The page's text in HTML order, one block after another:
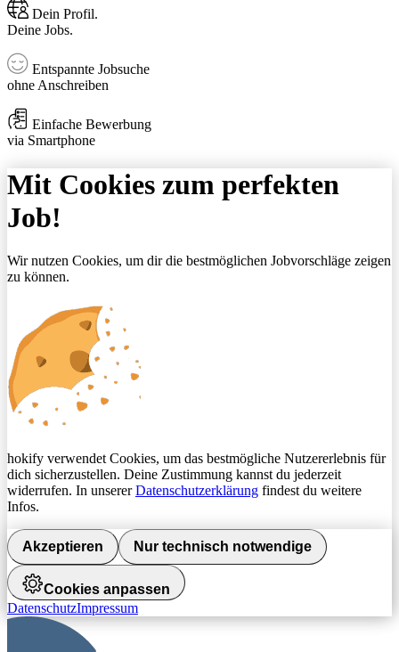
Dein Profil.
Deine Jobs.
Entspannte Jobsuche
ohne Anschreiben
Einfache Bewerbung
via Smartphone
Mit Cookies zum perfekten
Job!
Wir nutzen Cookies, um dir die bestmöglichen Jobvorschläge zeigen
zu können.
hokify verwendet Cookies, um das bestmögliche Nutzererlebnis für
dich sicherzustellen. Deine Zustimmung kannst du jederzeit
widerrufen. In unsererDatenschutzerklärung findest du weitere
Infos.
Akzeptieren Nur technisch notwendige
Cookies anpassen
DatenschutzImpressum